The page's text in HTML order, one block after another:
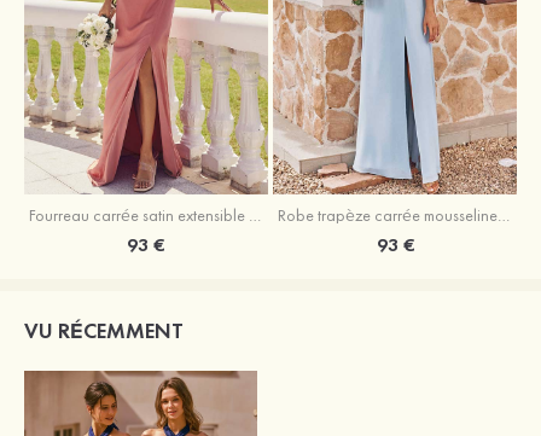
Fourreau carrée satin extensible ras du sol robe de demoiselle d'honneur
93 €
Robe trapèze carrée mousseline ras du sol robe de demoiselle d'honneur
93 €
VU RÉCEMMENT